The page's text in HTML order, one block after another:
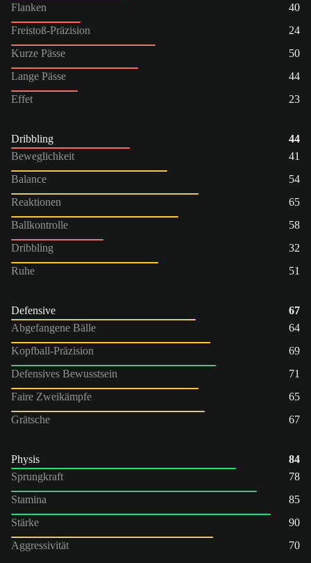
Flanken
40
Freistoß-Präzision
24
Kurze Pässe
50
Lange Pässe
44
Effet
23
Dribbling
44
Beweglichkeit
41
Balance
54
Reaktionen
65
Ballkontrolle
58
Dribbling
32
Ruhe
51
Defensive
67
Abgefangene Bälle
64
Kopfball-Präzision
69
Defensives Bewusstsein
71
Faire Zweikämpfe
65
Grätsche
67
Physis
84
Sprungkraft
78
Stamina
85
Stärke
90
Aggressivität
70